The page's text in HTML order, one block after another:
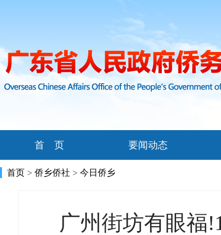
首 页 要闻动态
首页 > 侨乡侨社 > 今日侨乡
广州街坊有眼福